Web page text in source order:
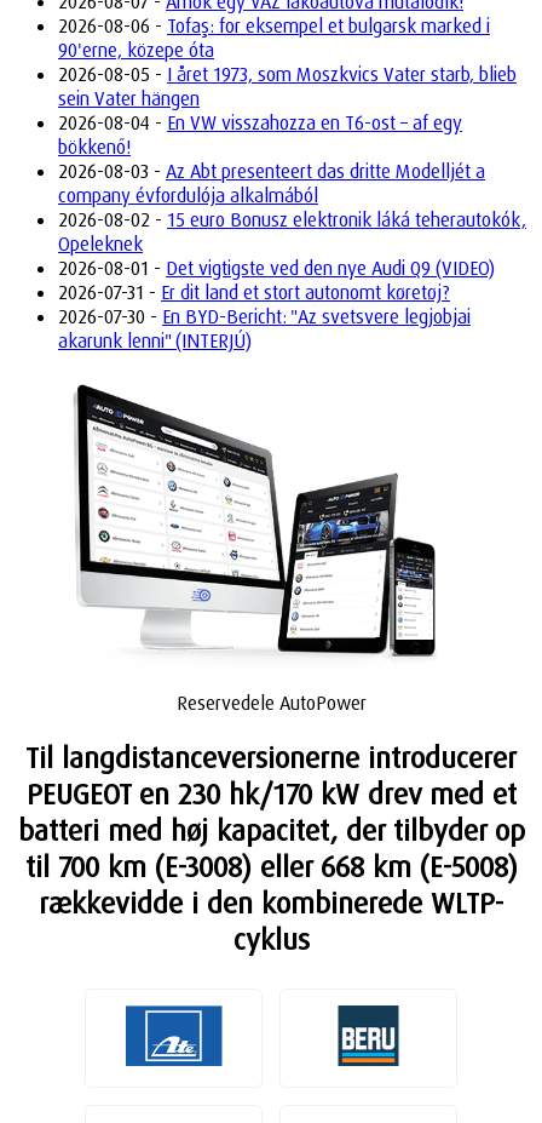
2026-08-06 - Tofaş: for eksempel et bulgarsk marked i
90'erne, közepe óta
2026-08-05 - I året 1973, som Moszkvics Vater starb, blieb
sein Vater hängen
2026-08-04 - En VW visszahozza en T6-ost – af egy
bökkenő!
2026-08-03 - Az Abt presenteert das dritte Modelljét a
company évfordulója alkalmából
2026-08-02 - 15 euro Bonusz elektronik láká teherautokók,
Opeleknek
2026-08-01 - Det vigtigste ved den nye Audi Q9 (VIDEO)
2026-07-31 - Er dit land et stort autonomt køretøj?
2026-07-30 - En BYD-Bericht: "Az svetsvere legjobjai
akarunk lenni" (INTERJÚ)
Reservedele AutoPower
Til langdistanceversionerne introducerer
PEUGEOT en 230 hk/170 kW drev med et
batteri med høj kapacitet, der tilbyder op
til 700 km (E-3008) eller 668 km (E-5008)
rækkevidde i den kombinerede WLTP-
cyklus